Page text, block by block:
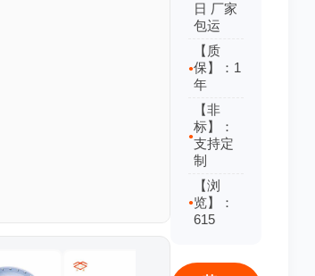
日 厂家
包运
【质
保】：1
年
【非
标】：
支持定
制
【浏
览】：
615